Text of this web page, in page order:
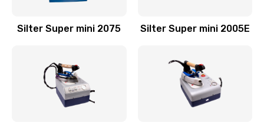
Silter Super mini 2075 Silter Super mini 2005Е